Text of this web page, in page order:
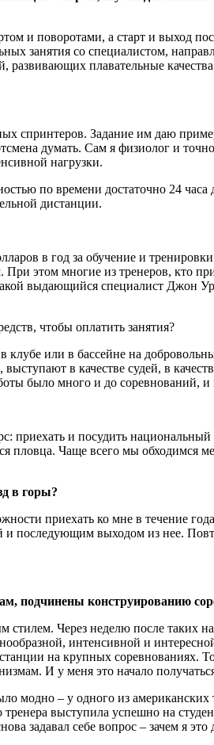
и поворотами, а старт и выход
занятия со специалистом,
плавательные
спринтеров. Задание им даю
думать. Сам я физиолог и
нагрузки.
по времени достаточно 24
дистанции.
в год за обучение и
этом многие из тренеров, кто
выдающийся специалист Джон
чтобы оплатить занятия?
или в бассейне на
в качестве судей, в
было много и до соревнований, и
и посудить
пловца. Чаще всего мы
в горы?
приехать ко мне в течение
последующим выходом из нее.
подчинены конструированию
Через неделю после таких
интенсивной и
на крупных соревнованиях.
И у меня это начало
модно – у одного из
выступила успешно на
задавал себе вопрос – зачем я это